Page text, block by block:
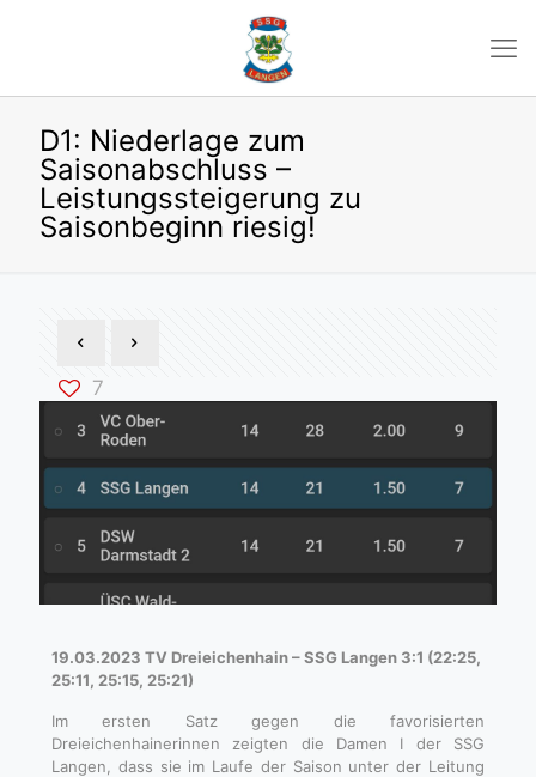
D1: Niederlage zum
Saisonabschluss –
Leistungssteigerung zu
Saisonbeginn riesig!
7
19.03.2023 TV Dreieichenhain – SSG Langen 3:1 (22:25,
25:11, 25:15, 25:21)
Im ersten Satz gegen die favorisierten
Dreieichenhainerinnen zeigten die Damen I der SSG
Langen, dass sie im Laufe der Saison unter der Leitung